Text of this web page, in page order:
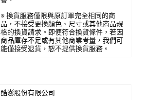
※ 換貨服務僅限與原訂單完全相同的商
品，不接受更換顏色、尺寸或其他商品規
格的換貨請求。即便符合換貨條件，若因
商品庫存不足或有其他商業考量，我們可
能僅接受退貨，恕不提供換貨服務。
酷澎股份有限公司